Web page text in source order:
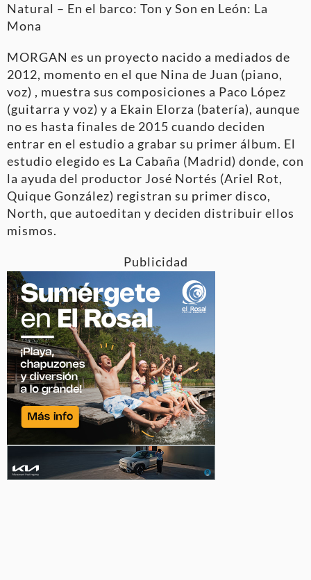
Natural – En el barco: Ton y Son en León: La
Mona
MORGAN es un proyecto nacido a mediados de
2012, momento en el que Nina de Juan (piano,
voz) , muestra sus composiciones a Paco López
(guitarra y voz) y a Ekain Elorza (batería), aunque
no es hasta finales de 2015 cuando deciden
entrar en el estudio a grabar su primer álbum. El
estudio elegido es La Cabaña (Madrid) donde, con
la ayuda del productor José Nortés (Ariel Rot,
Quique González) registran su primer disco,
North, que autoeditan y deciden distribuir ellos
mismos.
Publicidad